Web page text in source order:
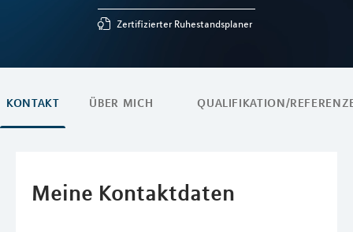
Zertifizierter Ruhestandsplaner
KONTAKT ÜBER MICH QUALIFIKATION/
Meine Kontaktdaten